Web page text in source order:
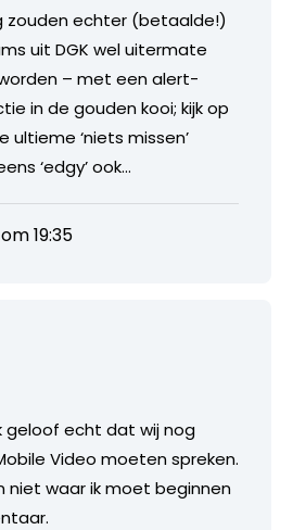
zouden echter (betaalde!)
uit DGK wel uitermate
– met een alert-
in de gouden kooi; kijk op
ultieme ‘niets missen’
‘edgy’ ook…
19:35
geloof echt dat wij nog
Video moeten spreken.
niet waar ik moet beginnen